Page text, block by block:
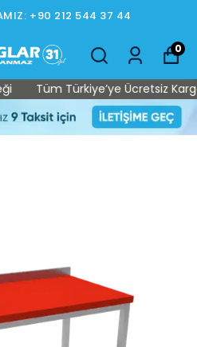
+90 212 544 37 44
0
Tüm Türkiye’ye Ücretsiz Kargo